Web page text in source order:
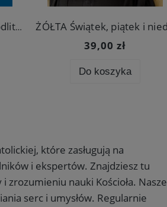
150 najpiękniejszych modlitw do Matki Bożej
39,00 zł
Do koszyka
które zasługują na
i ekspertów. Znajdziesz tu
zrozumieniu nauki Kościoła. Nasze
serc i umysłów. Regularnie
×